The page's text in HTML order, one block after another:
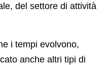
del settore di attività
i tempi evolvono,
anche altri tipi di